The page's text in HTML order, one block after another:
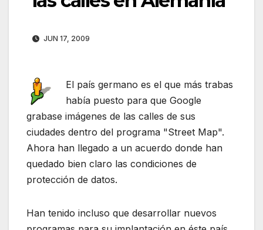
JUN 17, 2009
El país germano es el que más trabas
había puesto para que Google
grabase imágenes de las calles de sus
ciudades dentro del programa "Street Map".
Ahora han llegado a un acuerdo donde han
quedado bien claro las condiciones de
protección de datos.
Han tenido incluso que desarrollar nuevos